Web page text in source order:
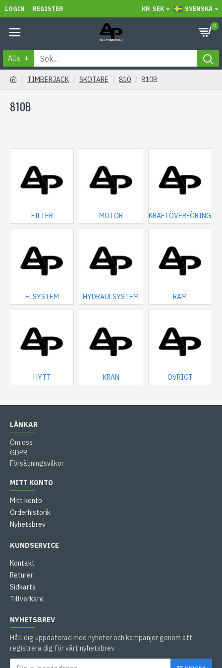
LOGIN REGISTER KR SEK SVENSKA
0
Alla
TIMBERJACK SKOTARE 810 810B
810B
FILTER MOTOR KRAFTÖVERFÖRING
ELSYSTEM HYDRAULSYSTEM RAM
HYTT KRAN ÖVRIGT
LÄNKAR
Om oss
GDPR
Försäljningsvilkor
MITT KONTO
Mitt konto
Orderhistorik
Nyhetsbrev
KUNDSERVICE
Kontakt
Returer
Sidkarta
Tillverkare
NYHETSBREV
Håll dig uppdaterad med nyheter och kampanjer genom att
registrera dig för vårt nyhetsbrev